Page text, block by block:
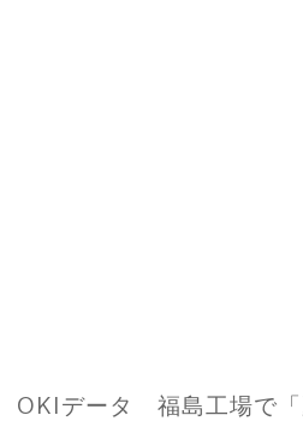
OKIデータ 福島工場で「